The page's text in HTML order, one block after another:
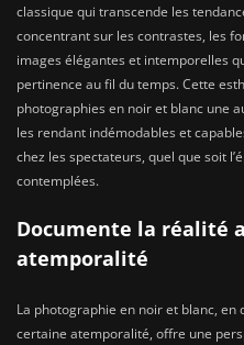
classique qui transcende les
concentrant sur les contrastes, les
images élégantes et intemporelles
pertinence au fil du temps. Cette
photographies en noir et blanc une
les rendant indémodables et
chez les spectateurs, quel que soit
contemplées.
Documente la réalité
atemporalité
La photographie en noir et blanc,
certaine atemporalité, offre une